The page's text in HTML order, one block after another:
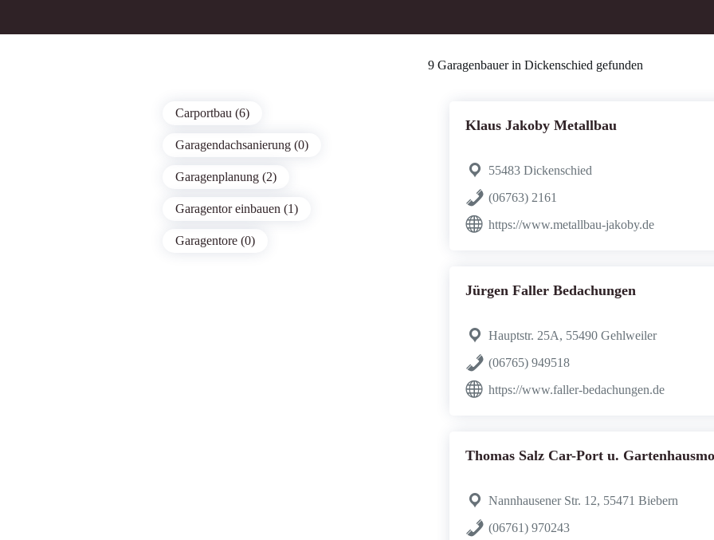
9 Garagenbauer in Dickenschied gefunden
Carportbau (6)
Garagendachsanierung (0)
Garagenplanung (2)
Garagentor einbauen (1)
Garagentore (0)
Klaus Jakoby Metallbau
55483 Dickenschied
(06763) 2161
https://www.metallbau-jakoby.de
Jürgen Faller Bedachungen
Hauptstr. 25A, 55490 Gehlweiler
(06765) 949518
https://www.faller-bedachungen.de
Thomas Salz Car-Port u.
Nannhausener Str. 12, 55471 Biebern
(06761) 970243